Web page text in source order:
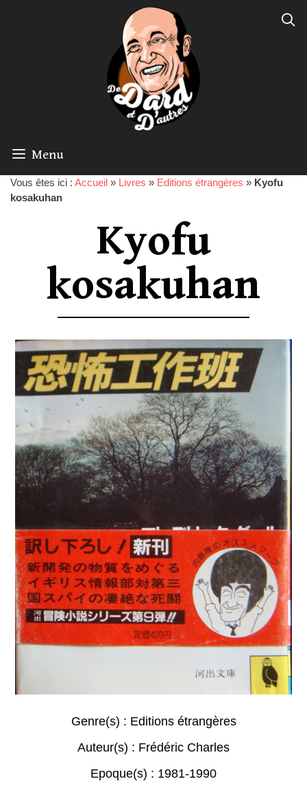
Menu
Vous êtes ici : Accueil » Livres » Editions étrangères » Kyofu
kosakuhan
Kyofu
kosakuhan
Genre(s) : Editions étrangères
Auteur(s) : Frédéric Charles
Epoque(s) : 1981-1990